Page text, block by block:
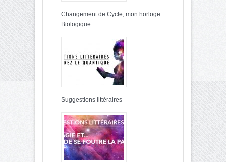
Changement de Cycle, mon horloge
Biologique
Suggestions littéraires